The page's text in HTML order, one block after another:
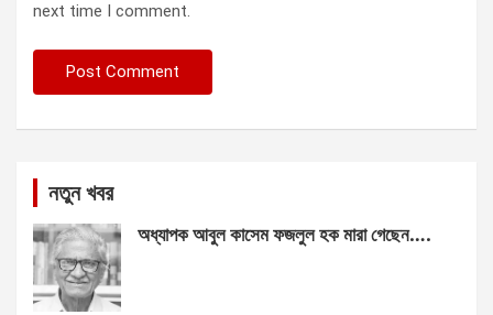
next time I comment.
নতুন খবর
অধ্যাপক আবুল কাসেম ফজলুল হক মারা গেছেন….